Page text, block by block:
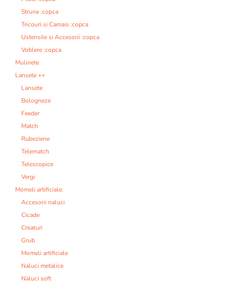
Strune :copca
Tricouri si Camasi :copca
Ustensile si Accesorii :copca
Voblere :copca
Mulinete
Lansete ++
Lansete
Bologneze
Feeder
Match
Rubeziene
Telematch
Telescopice
Vergi
Momeli artificiale:
Accesorii naluci
Cicade
Creaturi
Grub
Momeli artificiale
Naluci metalice
Naluci soft